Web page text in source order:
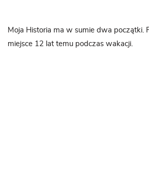
Moja Historia ma w sumie dwa początki.
miejsce 12 lat temu podczas wakacji.